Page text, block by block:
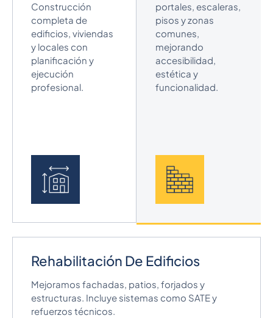
Construcción
completa de
edificios, viviendas
y locales con
planificación y
ejecución
profesional.
portales, escaleras,
pisos y zonas
comunes,
mejorando
accesibilidad,
estética y
funcionalidad.
Rehabilitación De Edificios
Mejoramos fachadas, patios, forjados y
estructuras. Incluye sistemas como SATE y
refuerzos técnicos.